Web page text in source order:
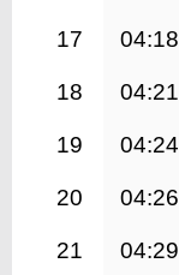
17 04:18
18 04:21
19 04:24
20 04:26
21 04:29